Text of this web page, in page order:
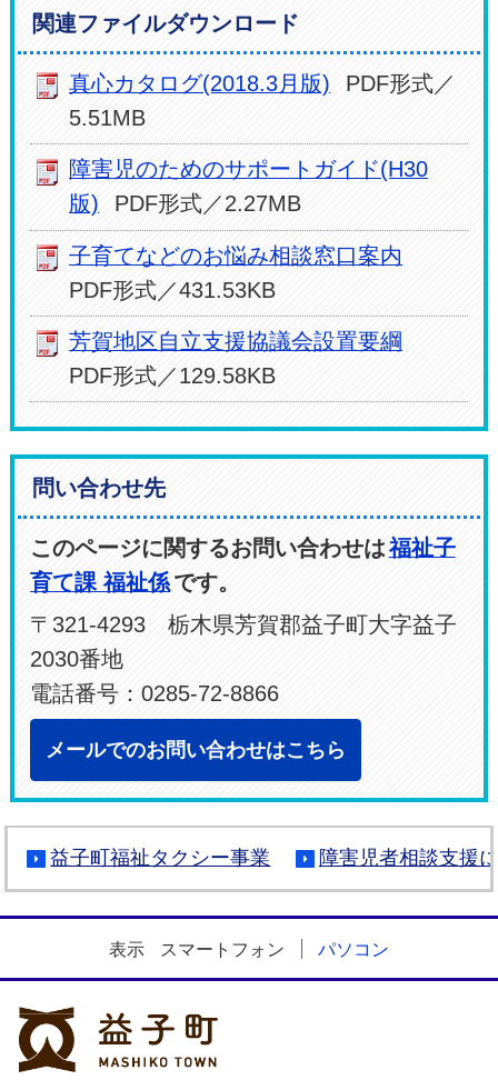
関連ファイルダウンロード
真心カタログ(2018.3月版)
PDF形式／
5.51MB
障害児のためのサポートガイド(H30
版)
PDF形式／2.27MB
子育てなどのお悩み相談窓口案内
PDF形式／431.53KB
芳賀地区自立支援協議会設置要綱
PDF形式／129.58KB
問い合わせ先
このページに関するお問い合わせは福祉子
育て課 福祉係です。
〒321-4293 栃木県芳賀郡益子町大字益子
2030番地
電話番号：0285-72-8866
メールでのお問い合わせはこちら
益子町福祉タクシー事業 障害児者相談支援
表示 スマートフォン パソコン